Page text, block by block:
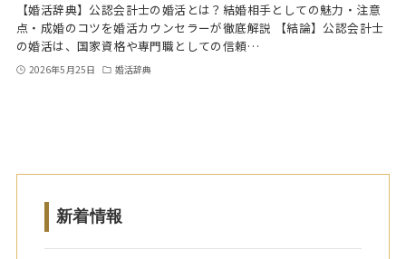
【婚活辞典】公認会計士の婚活とは？結婚相手としての魅力・注意
点・成婚のコツを婚活カウンセラーが徹底解説 【結論】公認会計士
の婚活は、国家資格や専門職としての信頼…
2026年5月25日 婚活辞典
新着情報